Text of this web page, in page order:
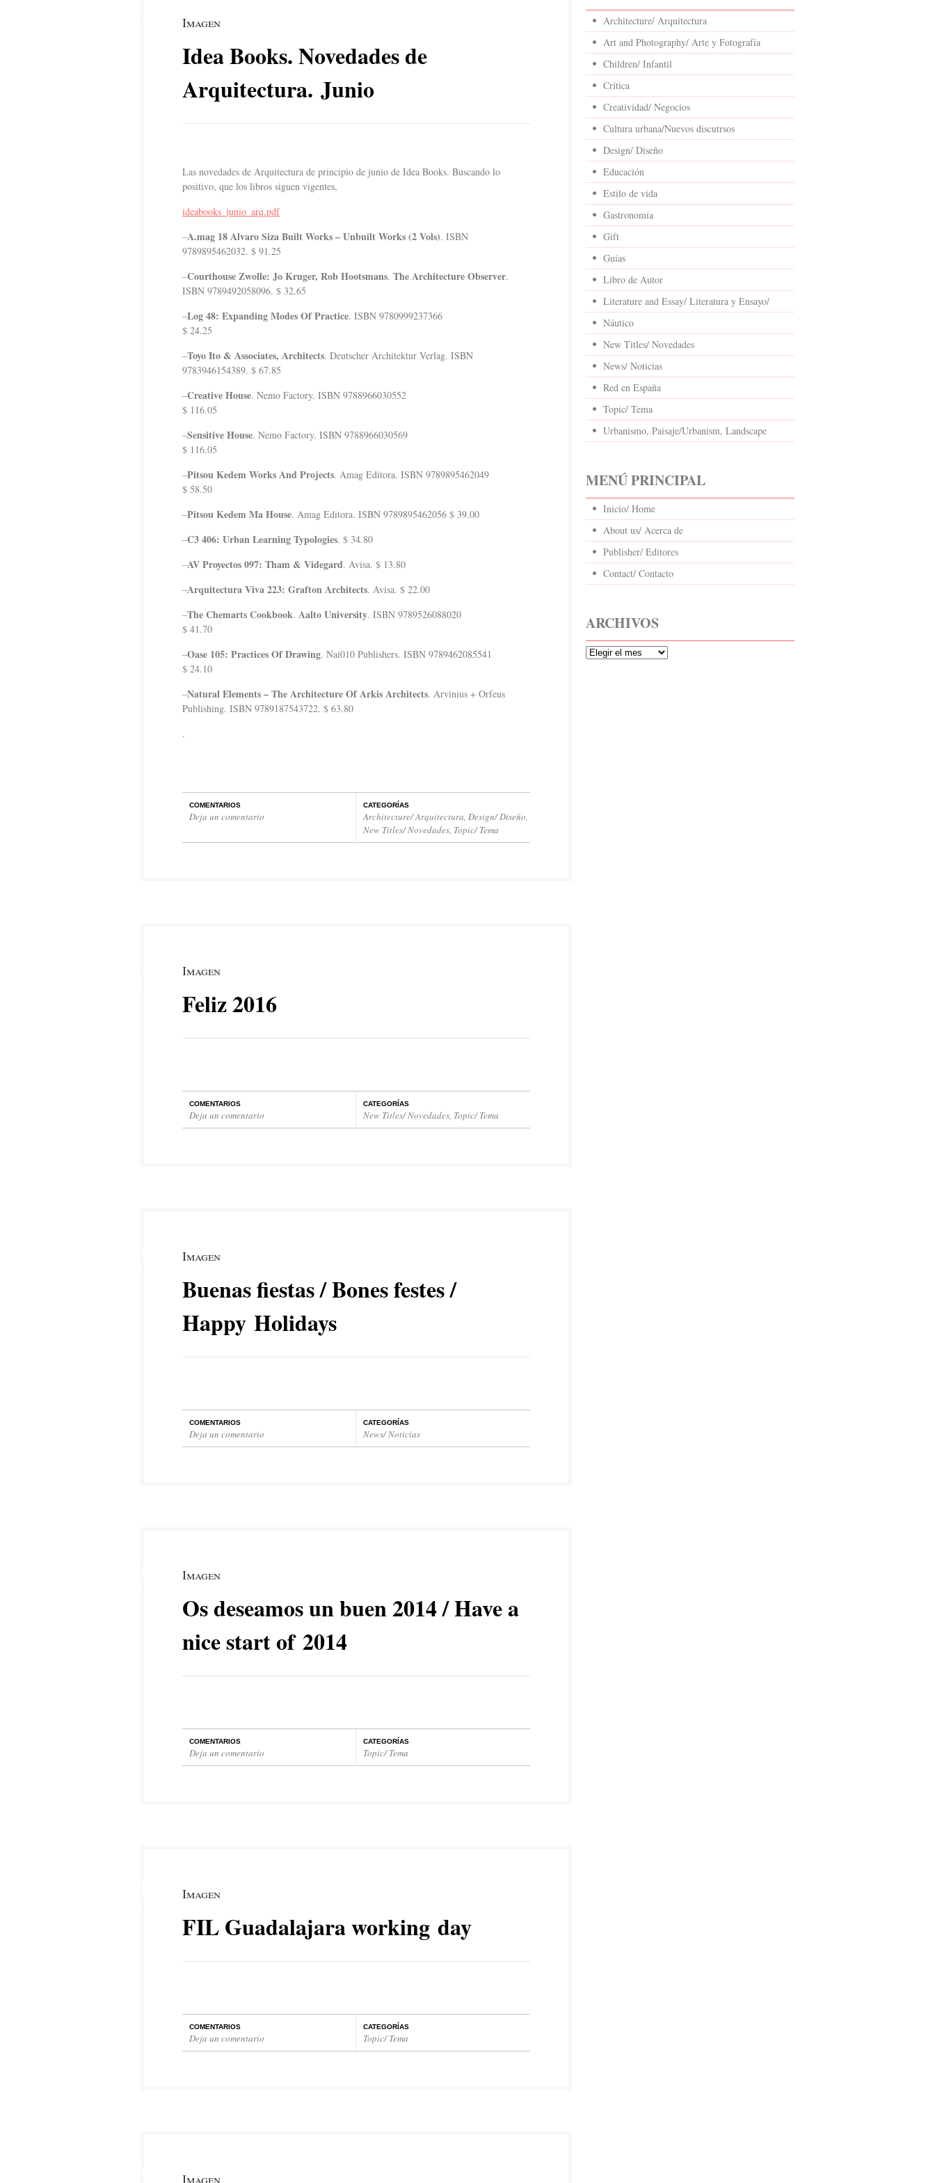
Imagen
Idea Books. Novedades de
Arquitectura. Junio
Las novedades de Arquitectura de principio de junio de Idea Books. Buscando lo
positivo, que los libros siguen vigentes,
ideabooks_junio_arq.pdf
–A.mag 18 Alvaro Siza Built Works – Unbuilt Works (2 Vols). ISBN
9789895462032. $ 91.25
–Courthouse Zwolle: Jo Kruger, Rob Hootsmans. The Architecture Observer.
ISBN 9789492058096. $ 32.65
–Log 48: Expanding Modes Of Practice. ISBN 9780999237366
$ 24.25
–Toyo Ito & Associates, Architects. Deutscher Architektur Verlag. ISBN
9783946154389. $ 67.85
–Creative House. Nemo Factory. ISBN 9788966030552
$ 116.05
–Sensitive House. Nemo Factory. ISBN 9788966030569
$ 116.05
–Pitsou Kedem Works And Projects. Amag Editora. ISBN 9789895462049
$ 58.50
–Pitsou Kedem Ma House. Amag Editora. ISBN 9789895462056 $ 39.00
–C3 406: Urban Learning Typologies. $ 34.80
–AV Proyectos 097: Tham & Videgard. Avisa. $ 13.80
–Arquitectura Viva 223: Grafton Architects. Avisa. $ 22.00
–The Chemarts Cookbook. Aalto University. ISBN 9789526088020
$ 41.70
–Oase 105: Practices Of Drawing. Nai010 Publishers. ISBN 9789462085541
$ 24.10
–Natural Elements – The Architecture Of Arkis Architects. Arvinius + Orfeus
Publishing. ISBN 9789187543722. $ 63.80
.
COMENTARIOS
Deja un comentario
CATEGORÍAS
Architecture/ Arquitectura, Design/ Diseño,
New Titles/ Novedades, Topic/ Tema
Imagen
Feliz 2016
COMENTARIOS
Deja un comentario
CATEGORÍAS
New Titles/ Novedades, Topic/ Tema
Imagen
Buenas fiestas / Bones festes /
Happy Holidays
COMENTARIOS
Deja un comentario
CATEGORÍAS
News/ Noticias
Imagen
Os deseamos un buen 2014 / Have a
nice start of 2014
COMENTARIOS
Deja un comentario
CATEGORÍAS
Topic/ Tema
Imagen
FIL Guadalajara working day
COMENTARIOS
Deja un comentario
CATEGORÍAS
Topic/ Tema
Imagen
Architecture/ Arquitectura
Art and Photography/ Arte y Fotografía
Children/ Infantil
Crítica
Creatividad/ Negocios
Cultura urbana/Nuevos discutrsos
Design/ Diseño
Educación
Estilo de vida
Gastronomía
Gift
Guías
Libro de Autor
Literature and Essay/ Literatura y Ensayo/
Náutico
New Titles/ Novedades
News/ Noticias
Red en España
Topic/ Tema
Urbanismo, Paisaje/Urbanism, Landscape
MENÚ PRINCIPAL
Inicio/ Home
About us/ Acerca de
Publisher/ Editores
Contact/ Contacto
ARCHIVOS